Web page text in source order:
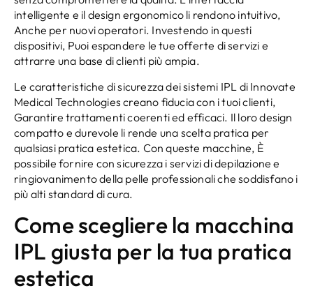
intelligente e il design ergonomico li rendono intuitivo,
Anche per nuovi operatori. Investendo in questi
dispositivi, Puoi espandere le tue offerte di servizi e
attrarre una base di clienti più ampia.
Le caratteristiche di sicurezza dei sistemi IPL di Innovate
Medical Technologies creano fiducia con i tuoi clienti,
Garantire trattamenti coerenti ed efficaci. Il loro design
compatto e durevole li rende una scelta pratica per
qualsiasi pratica estetica. Con queste macchine, È
possibile fornire con sicurezza i servizi di depilazione e
ringiovanimento della pelle professionali che soddisfano i
più alti standard di cura.
Come scegliere la macchina
IPL giusta per la tua pratica
estetica